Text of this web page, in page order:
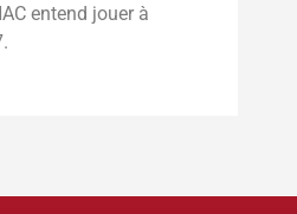
entend jouer à